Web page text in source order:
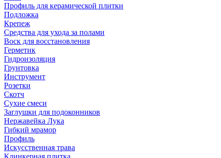
Профиль для керамической плитки
Подложка
Крепеж
Средства для ухода за полами
Воск для восстановления
Герметик
Гидроизоляция
Грунтовка
Инструмент
Розетки
Скотч
Сухие смеси
Заглушки для подоконников
Нержавейка Лука
Гибкий мрамор
Профиль
Искусственная трава
Клинкерная плитка